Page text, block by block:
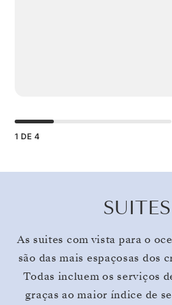
1 DE 4
SUITES
As suites com vista para o
são das mais espaçosas dos
Todas incluem os serviços
graças ao maior índice de